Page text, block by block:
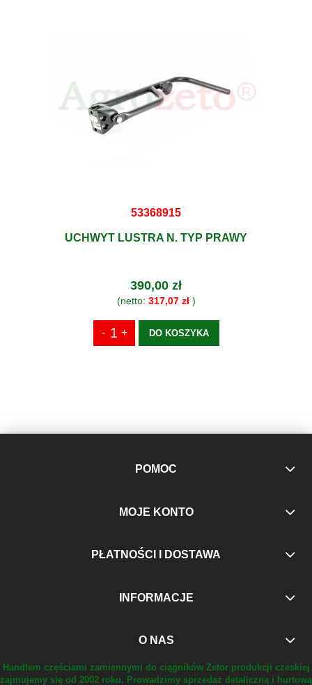
53368915
UCHWYT LUSTRA N. TYP PRAWY
390,00 zł
(netto: 317,07 zł)
DO KOSZYKA
POMOC
MOJE KONTO
PŁATNOŚCI I DOSTAWA
INFORMACJE
O NAS
Handlem częściami zamiennymi do ciągników Zetor produkcji czeskiej
zajmujemy się od 2002 roku. Prowadzimy sprzedaż detaliczną i hurtową